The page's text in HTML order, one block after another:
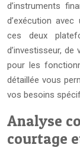
d’instruments
d’exécution
ces deux
d’investisseur,
pour les
détaillée vous
vos besoins
Analyse
courtage